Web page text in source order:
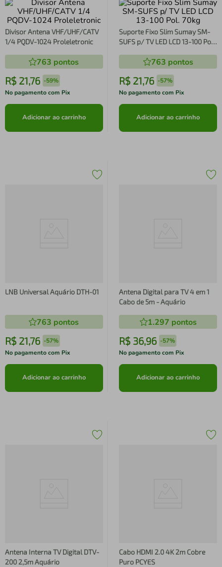
Divisor Antena VHF/UHF/CATV
1/4 PQDV-1024 Proleletronic
763 pontos
R$ 21,76 -59%
No pagamento com Pix
Adicionar ao carrinho
Suporte Fixo Slim Sumay SM-
SUFS p/ TV LED LCD 13-100 Pol.
763 pontos
R$ 21,76 -57%
No pagamento com Pix
Adicionar ao carrinho
LNB Universal Aquário DTH-01
763 pontos
R$ 21,76 -57%
No pagamento com Pix
Adicionar ao carrinho
Antena Digital para TV 4 em 1
Cabo de 5m - Aquário
1.297 pontos
R$ 36,96 -57%
No pagamento com Pix
Adicionar ao carrinho
Antena Interna TV Digital DTV-
200 2,5m Aquário
Cabo HDMI 2.0 4K 2m Cobre
Puro PCYES